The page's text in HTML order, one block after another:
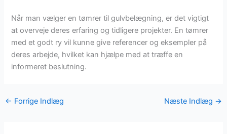
Når man vælger en tømrer til gulvbelægning, er det vigtigt
at overveje deres erfaring og tidligere projekter. En tømrer
med et godt ry vil kunne give referencer og eksempler på
deres arbejde, hvilket kan hjælpe med at træffe en
informeret beslutning.
← Forrige Indlæg Næste Indlæg →